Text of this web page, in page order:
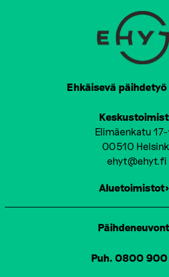
Ehkäisevä päihdetyö
Elimäenkatu
00510
ehyt@ehyt.fi
Puh. 0800 900